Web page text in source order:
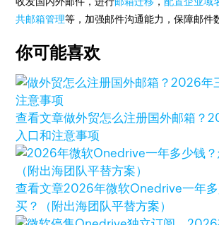
共邮箱管理等，加强邮件沟通能力，保障邮件
你可能喜欢
查看文章做外贸怎么注册国外邮箱？
入口和注意事项
查看文章2026年微软Onedrive一年
买？（附出海团队平替方案）